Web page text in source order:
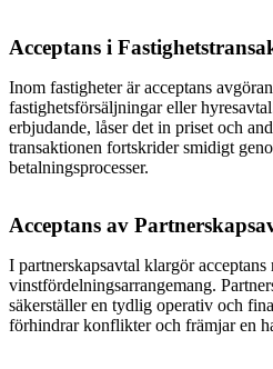
Acceptans i
Inom fastigheter är acceptans
fastighetsförsäljningar eller
erbjudande, låser det in priset och
transaktionen fortskrider smidigt
betalningsprocesser.
Acceptans av
I partnerskapsavtal klargör acceptans
vinstfördelningsarrangemang.
säkerställer en tydlig operativ och
förhindrar konflikter och främjar en